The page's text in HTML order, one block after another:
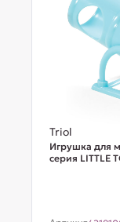
Triol
Игрушка для
серия LITTLE